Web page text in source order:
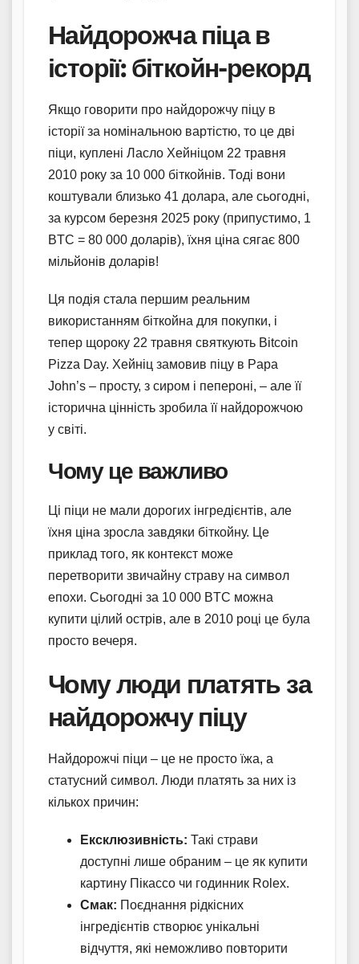
Найдорожча піца в
історії: біткойн-рекорд
Якщо говорити про найдорожчу піцу в
історії за номінальною вартістю, то це дві
піци, куплені Ласло Хейніцом 22 травня
2010 року за 10 000 біткойнів. Тоді вони
коштували близько 41 долара, але сьогодні,
за курсом березня 2025 року (припустимо, 1
BTC = 80 000 доларів), їхня ціна сягає 800
мільйонів доларів!
Ця подія стала першим реальним
використанням біткойна для покупки, і
тепер щороку 22 травня святкують Bitcoin
Pizza Day. Хейніц замовив піцу в Papa
John’s – просту, з сиром і пепероні, – але її
історична цінність зробила її найдорожчою
у світі.
Чому це важливо
Ці піци не мали дорогих інгредієнтів, але
їхня ціна зросла завдяки біткойну. Це
приклад того, як контекст може
перетворити звичайну страву на символ
епохи. Сьогодні за 10 000 BTC можна
купити цілий острів, але в 2010 році це була
просто вечеря.
Чому люди платять за
найдорожчу піцу
Найдорожчі піци – це не просто їжа, а
статусний символ. Люди платять за них із
кількох причин:
Ексклюзивність: Такі страви
доступні лише обраним – це як купити
картину Пікассо чи годинник Rolex.
Смак: Поєднання рідкісних
інгредієнтів створює унікальні
відчуття, які неможливо повторити